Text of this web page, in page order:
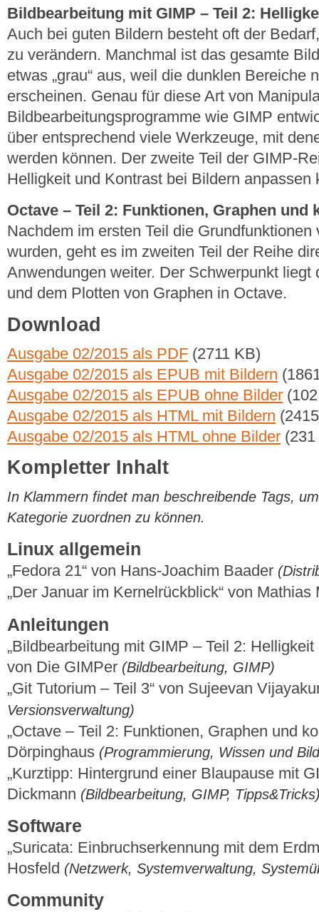
Bildbearbeitung mit GIMP – Teil 2:
Auch bei guten Bildern besteht oft der
zu verändern. Manchmal ist das gesamte
etwas „grau“ aus, weil die dunklen Bereiche
erscheinen. Genau für diese Art von
Bildbearbeitungsprogramme wie GIMP
über entsprechend viele Werkzeuge, mit
werden können. Der zweite Teil der GIMP-
Helligkeit und Kontrast bei Bildern anpassen
Octave – Teil 2: Funktionen, Graphen und
Nachdem im ersten Teil die
wurden, geht es im zweiten Teil der Reihe
Anwendungen weiter. Der Schwerpunkt liegt
und dem Plotten von Graphen in Octave.
Download
Ausgabe 02/2015 als PDF (2711 KB)
Ausgabe 02/2015 als EPUB mit Bildern
Ausgabe 02/2015 als EPUB ohne Bilder
Ausgabe 02/2015 als HTML mit Bildern
Ausgabe 02/2015 als HTML ohne Bilder
Kompletter Inhalt
In Klammern findet man beschreibende Tags,
Kategorie zuordnen zu können.
Linux allgemein
„Fedora 21“ von Hans-Joachim Baader
„Der Januar im Kernelrückblick“ von
Anleitungen
„Bildbearbeitung mit GIMP – Teil 2:
von Die GIMPer (Bildbearbeitung, GIMP)
„Git Tutorium – Teil 3“ von Sujeevan
Versionsverwaltung)
„Octave – Teil 2: Funktionen, Graphen und
Dörpinghaus (Programmierung, Wissen und
„Kurztipp: Hintergrund einer Blaupause mit
Dickmann (Bildbearbeitung, GIMP,
Software
„Suricata: Einbruchserkennung mit dem
Hosfeld (Netzwerk, Systemverwaltung,
Community